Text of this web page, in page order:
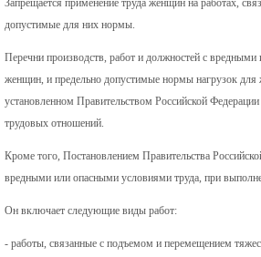
допустимые для них нормы.
Перечни производств, работ и должностей с
женщин, и предельно допустимые нормы нагрузок
установленном Правительством Российской
трудовых отношений.
Кроме того, Постановлением Правительства
вредными или опасными условиями труда, при
Он включает следующие виды работ:
- работы, связанные с подъемом и перемещением